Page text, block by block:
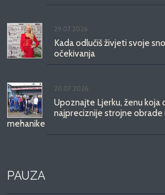
29.07.2026.
Kada odlučiš živjeti svoje
očekivanja
20.07.2026.
Upoznajte Ljerku, ženu koja
najpreciznije strojne obrade
mehanike
PAUZA